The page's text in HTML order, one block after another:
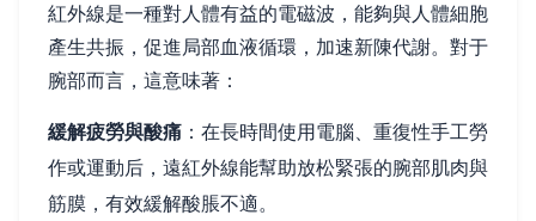
紅外線是一種對人體有益的電磁波，能夠與人體細胞
產生共振，促進局部血液循環，加速新陳代謝。對于
腕部而言，這意味著：
緩解疲勞與酸痛 ：在長時間使用電腦、重復性手工勞
作或運動后，遠紅外線能幫助放松緊張的腕部肌肉與
筋膜，有效緩解酸脹不適。